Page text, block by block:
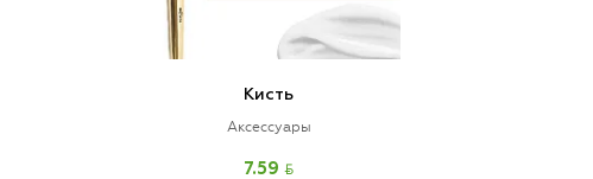
Кисть
Аксессуары
7.59 BYN